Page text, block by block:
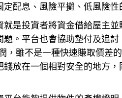
配息、風險平攤、低風險性
是投資者將資金借給屋主
。平台也會協助墊付及追討
，雖不是一種快速賺取價差
錢放在一個相對安全的地方